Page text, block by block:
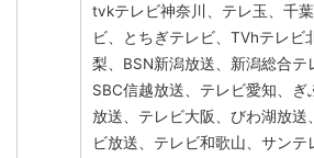
tvkテレビ神奈川、テレ玉、千
ビ、とちぎテレビ、TVhテレビ
梨、BSN新潟放送、新潟総合テ
SBC信越放送、テレビ愛知、
放送、テレビ大阪、びわ湖放送
ビ放送、テレビ和歌山、サンテ